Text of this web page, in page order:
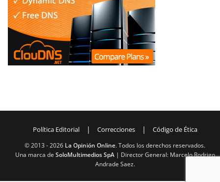
Política Editorial | Correcciones | Código de Ética
© 2013 -2026 La Opinión Online. Todos los derechos reservados.
Una marca de SoloMultimedios SpA| Director General: Marcelo Rodrigo
Andrade Saez.